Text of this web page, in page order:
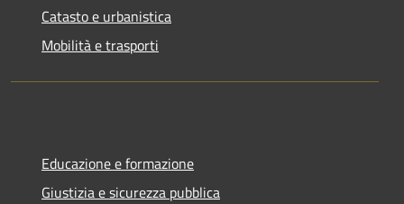
Catasto e urbanistica
Mobilità e trasporti
Educazione e formazione
Giustizia e sicurezza pubblica